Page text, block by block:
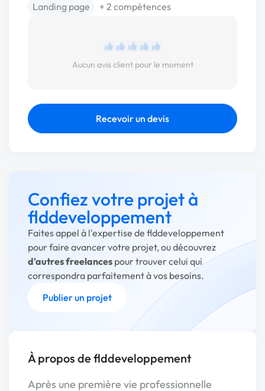
Landing page
+ 2 compétences
Aucun avis client pour le moment
Recevoir un devis
Confiez votre projet à
flddeveloppement
Faites appel à l'expertise de flddeveloppement
pour faire avancer votre projet, ou découvrez
d'autres freelances pour trouver celui qui
correspondra parfaitement à vos besoins.
Publier un projet
À propos de flddeveloppement
Après une première vie professionnelle